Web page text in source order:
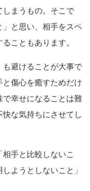
しまうもの。そこで
」と思い、相手をスペ
こともあります。
も避けることが大事で
傷心を癒すためだけ
幸せになることは難
な気持ちにさせてし
手と比較しないこ
ようとしないこと」